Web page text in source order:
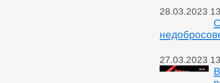
28.03.2023
27.03.2023